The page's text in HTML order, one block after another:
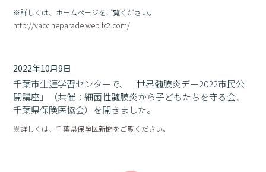
※詳しくは、ホームページをご覧ください。
http://vaccineparade.web.fc2.com/
2022年10月9日
千葉市生涯学習センターで、「世界髄膜炎デー2022市民公
開講座」（共催：細菌性髄膜炎から子どもたちを守る会、
千葉県保険医協会）を開きました。
※詳しくは、千葉県保険医新聞をご覧ください。